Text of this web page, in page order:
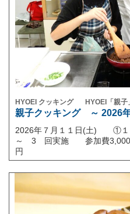
HYOEI クッキング
HYOEI「親
親子クッキング ～ 2026
2026年７月１１日(土) ①１
～ 3 回実施 参加費3,000
円